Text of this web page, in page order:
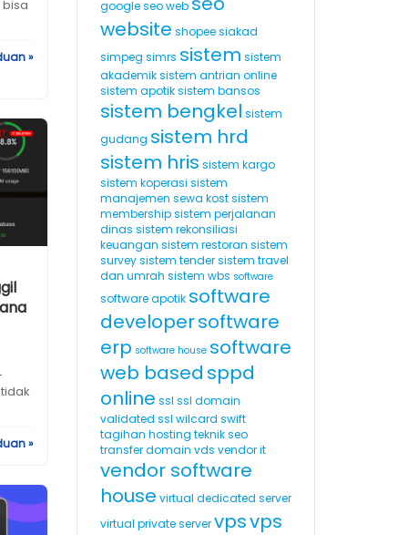
bisa
»
»
google seo web
website shopee siakad
simpeg simrs sistem sistem
akademik sistem antrian online
sistem apotik sistem bansos
sistem bengkel sistem
gudang sistem hrd
sistem hris sistem kargo
sistem koperasi sistem
manajemen sewa kost sistem
membership sistem perjalanan
dinas sistem rekonsiliasi
keuangan sistem restoran sistem
survey sistem tender sistem travel
dan umrah sistem wbs software
software apotik software
developersoftware
erp software house software
web based sppd
online ssl ssl domain
validated ssl wilcard swift
tagihan hosting teknik seo
transfer domain vds vendor it
vendor software
house virtual dedicated server
virtual private server vpsvps